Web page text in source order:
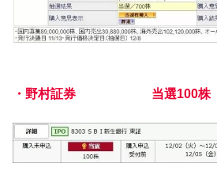
・野村証券 当選100株